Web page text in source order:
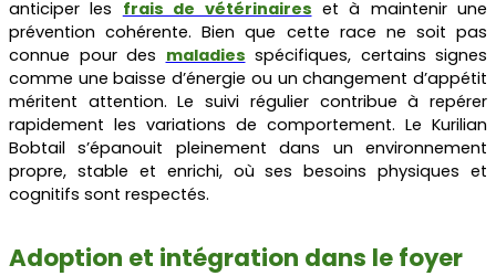
anticiper les frais de vétérinaires et à maintenir une
prévention cohérente. Bien que cette race ne soit pas
connue pour des maladies spécifiques, certains signes
comme une baisse d’énergie ou un changement d’appétit
méritent attention. Le suivi régulier contribue à repérer
rapidement les variations de comportement. Le Kurilian
Bobtail s’épanouit pleinement dans un environnement
propre, stable et enrichi, où ses besoins physiques et
cognitifs sont respectés.
Adoption et intégration dans le foyer